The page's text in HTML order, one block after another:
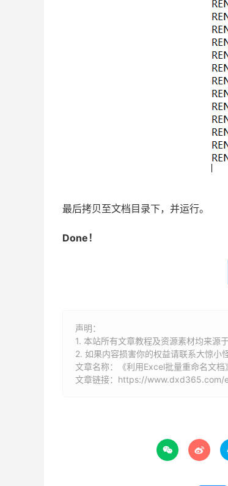
最后拷贝至文档目录下，并运行。
Done！
声明：
1. 本站所有文章教程及资源素材均来源
2. 如果内容损害你的权益请联系大惊小
文章名称：《利用Excel批量重命名文档
文章链接： https://www.dxd365.com/
 